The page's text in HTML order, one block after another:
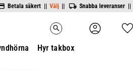
Betala säkert || Välj || Snabba leveranser ||
search
Hyr takbox